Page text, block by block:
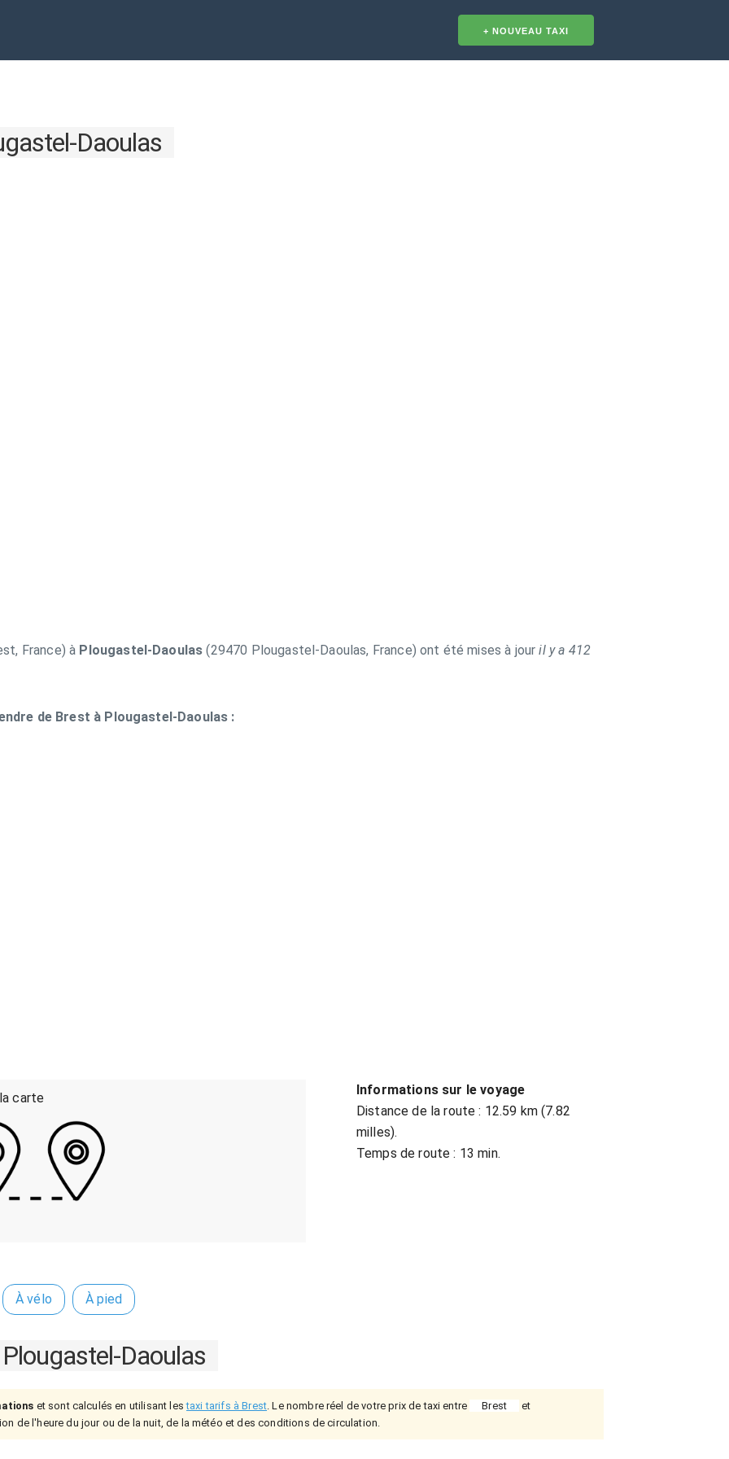
Daoulas
France) à Plougastel-Daoulas (29470 Plougastel-Daoulas, France) ont été mises à jouril y a 412
de Brest à Plougastel-Daoulas :
carte
Informations sur le voyage
Distance de la route : 12.59 km (7.82
milles).
Temps de route : 13 min.
À vélo À pied
Plougastel-Daoulas
et sont calculés en utilisant lestaxi tarifs à Brest. Le nombre réel de votre prix de taxi entre Brest
et
de l'heure du jour ou de la nuit, de la météo et des conditions de circulation.